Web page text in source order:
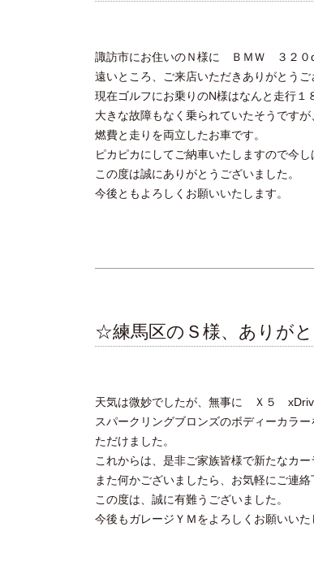
諏訪市にお住いのＮ様に ＢＭＷ ３２０
遠いところ、ご来店いただきありがとうご
現在ゴルフにお乗りのN様はなんと走行１
大きな故障もなく乗られていたそうですが
燃費と走りを両立したお車です。
ピカピカにしてご納車いたしますので今し
この度は誠にありがとうございました。
今後ともよろしくお願いいたします。
☆練馬区のＳ様、ありが
天気は微妙でしたが、無事に Ｘ５
スパークリングブロンズのボディーカラ
ただけました。
これからは、是非ご家族皆様で新たなカ
また何かございましたら、お気軽にご連絡
この度は、誠に有難うございました。
今後もガレージＹＭをよろしくお願いいた